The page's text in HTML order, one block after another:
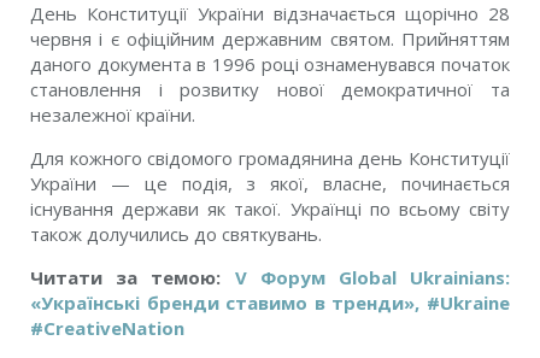
День Конституції України відзначається щорічно 28
червня і є офіційним державним святом. Прийняттям
даного документа в 1996 році ознаменувався початок
становлення і розвитку нової демократичної та
незалежної країни.
Для кожного свідомого громадянина день Конституції
України — це подія, з якої, власне, починається
існування держави як такої. Українці по всьому світу
також долучились до святкувань.
Читати за темою: V Форум Global Ukrainians:
«Українські бренди ставимо в тренди», #Ukraine
#CreativeNation